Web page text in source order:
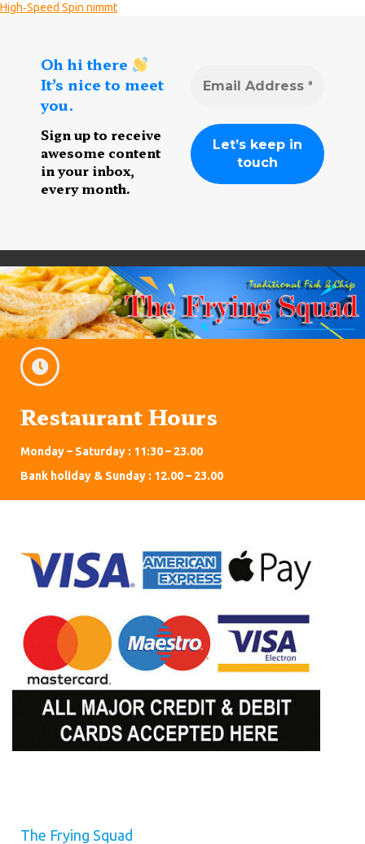
High‑Speed Spin nimmt
Oh hi there
It’s nice to meet
you.
Sign up to receive
awesome content
in your inbox,
every month.
Restaurant Hours
Monday – Saturday : 11:30 – 23.00
Bank holiday & Sunday : 12.00 – 23.00
The Frying Squad